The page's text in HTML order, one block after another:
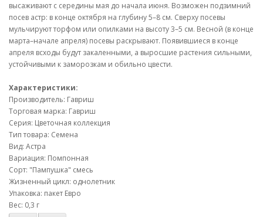
высаживают с середины мая до начала июня. Возможен подзимний
посев астр: в конце октября на глубину 5–8 см. Сверху посевы
мульчируют торфом или опилками на высоту 3–5 см. Весной (в конце
марта–начале апреля) посевы раскрывают. Появившиеся в конце
апреля всходы будут закаленными, а выросшие растения сильными,
устойчивыми к заморозкам и обильно цвести.
Характеристики:
Производитель: Гавриш
Торговая марка: Гавриш
Серия: Цветочная коллекция
Тип товара: Семена
Вид: Астра
Вариация: Помпонная
Сорт: "Пампушка" смесь
Жизненный цикл: однолетник
Упаковка: пакет Евро
Вес: 0,3 г